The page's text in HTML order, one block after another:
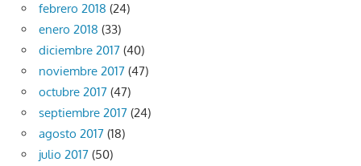
febrero 2018 (24)
enero 2018 (33)
diciembre 2017 (40)
noviembre 2017 (47)
octubre 2017 (47)
septiembre 2017 (24)
agosto 2017 (18)
julio 2017 (50)